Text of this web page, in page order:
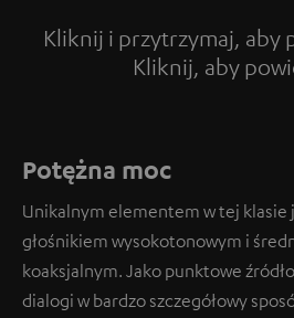
Kliknij i przytrzymaj, aby
Kliknij, aby
Tap to
Potężna moc
Unikalnym elementem w tej klasie
głośnikiem wysokotonowym i
koaksjalnym. Jako punktowe
dialogi w bardzo szczegółowy